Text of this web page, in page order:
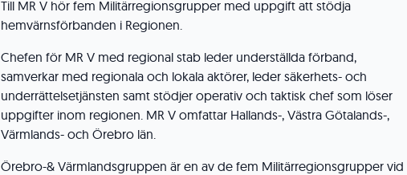
Till MR V hör fem Militärregionsgrupper med uppgift att stödja
hemvärnsförbanden i Regionen.
Chefen för MR V med regional stab leder underställda förband,
samverkar med regionala och lokala aktörer, leder säkerhets- och
underrättelsetjänsten samt stödjer operativ och taktisk chef som löser
uppgifter inom regionen. MR V omfattar Hallands-, Västra Götalands-,
Värmlands- och Örebro län.
Örebro-& Värmlandsgruppen är en av de fem Militärregionsgrupper vid